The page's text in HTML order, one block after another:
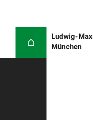
Ludwig-
München